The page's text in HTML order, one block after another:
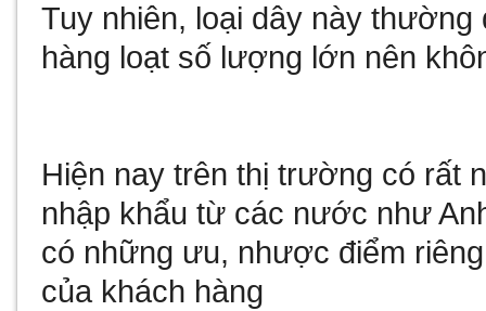
Tuy nhiên, loại dây này
hàng loạt số lượng lớn nên
Hiện nay trên thị trường có rất
nhập khẩu từ các nước như
có những ưu, nhược điểm
của khách hàng